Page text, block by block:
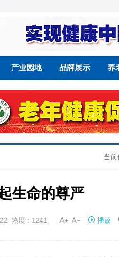
产业园地 品牌展示 养
当前
生命的尊严
热度：1241  播放